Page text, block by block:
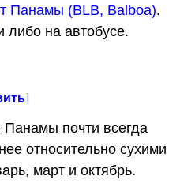
Панамы (BLB, Balboa).
либо на автобусе.
]
почти всегда
относительно сухими
март и октябрь.